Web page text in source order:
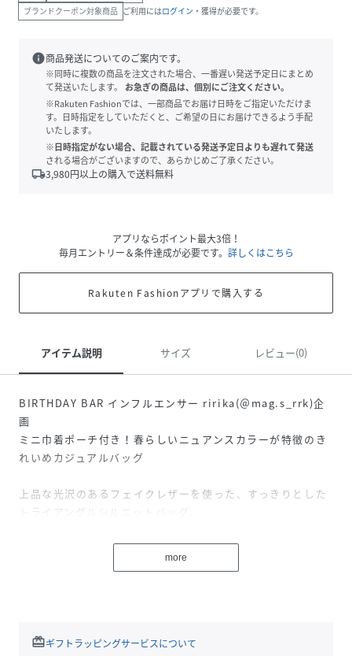
ブランドクーポン対象商品 ご利用にはログイン ・獲得が必要です。
info商品発送についてのご案内です。
※同時に複数の商品を注文された場合、一番遅い発送予定日にまとめ
て発送いたします。
お急ぎの商品は、個別にご注文ください。
※Rakuten Fashionでは、一部商品でお届け日時をご指定いただけま
す。日時指定をしていただくと、ご希望の日にお届けできるよう手配
いたします。
※日時指定がない場合、記載されている発送予定日よりも遅れて発送
される場合がございますので、あらかじめご了承ください。
local_shipping3,980円以上の購入で送料無料
アプリならポイント最大3倍！
毎月エントリー＆条件達成が必要です。 詳しくはこちら
Rakuten Fashionアプリで購入する
アイテム説明 サイズ レビュー(0)
BIRTHDAY BAR インフルエンサー ririka(＠mag.s_rrk)企
画
ミニ巾着ポーチ付き！春らしいニュアンスカラーが特徴のき
れいめカジュアルバッグ
上品な光沢のあるフェイクレザーを使った、すっきりとした
トライアングルシルエットバッグ。
すっぽりと収まる大容量サイズで、通勤・通学にもぴったり
り、
more
redeemギフトラッピングサービスについて